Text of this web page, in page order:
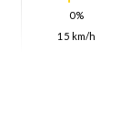
0%
15 km/h